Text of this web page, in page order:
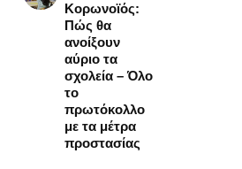
Κορωνοϊός:
Πώς θα
ανοίξουν
αύριο τα
σχολεία – Όλο
το
πρωτόκολλο
με τα μέτρα
προστασίας